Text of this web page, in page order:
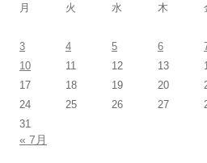
月
火 水 木
3
4 5 6
10
11 12 13
17
18 19 20
24
25 26 27
31
« 7月